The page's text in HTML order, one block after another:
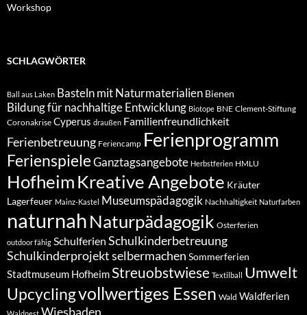
Workshop
SCHLAGWÖRTER
Ball aus Laken Basteln mit Naturmaterialien Bienen
Bildung für nachhaltige Entwicklung Biotope BNE Clement-Stiftung
Coronakrise Cyperus draußen Familienfreundlichkeit
Ferienbetreuung Feriencamp Ferienprogramm
FerienspieleGanztagsangebote Herbstferien HMLU
HofheimKreative Angebote Kräuter
Lagerfeuer Mainz-Kastel Museumspädagogik Nachhaltigkeit Naturfarben
naturnahNaturpädagogik Osterferien
outdoor fähig Schulferien Schulkinderbetreuung
Schulkinderprojektselbermachen Sommerferien
Stadtmuseum Hofheim Streuobstwiese Textilball Umwelt
Upcyclingvollwertiges Essen Wald Waldferien
Waldnest Wiesbaden